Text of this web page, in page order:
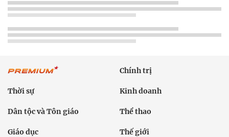
Chính trị
Thời sự Kinh doanh
Dân tộc và Tôn giáo Thể thao
Giáo dục Thế giới